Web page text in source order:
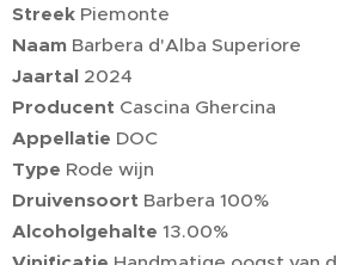
Streek Piemonte
Naam Barbera d'Alba Superiore
Jaartal 2024
Producent Cascina Ghercina
Appellatie DOC
Type Rode wijn
Druivensoort Barbera 100%
Alcoholgehalte 13.00%